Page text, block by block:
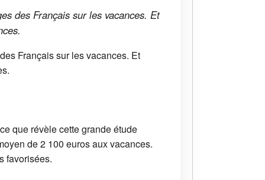
des Français sur les vacances. Et
Français sur les vacances. Et
que révèle cette grande étude
de 2 100 euros aux vacances.
favorisées.